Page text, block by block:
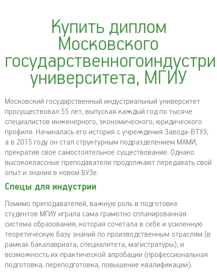
Купить диплом
Московского
университета, МГИУ
Московский государственный индустриальный университет
просуществовал 55 лет, выпуская каждый год по тысяче
специалистов инженерного, экономического, юридического
профиля. Начиналась его история с учреждения Завода-ВТУЗ,
а в 2015 году он стал структурным подразделением МАМИ,
прекратив свое самостоятельное существование. Однако
высококлассные преподаватели продолжают передавать свой
опыт и знания в новом ВУЗе.
Спецы для индустрии
Помимо преподавателей, важную роль в подготовке
студентов МГИУ играла сама грамотно спланированная
система образования, которая сочетала в себе и усиленную
теоретическую базу знаний по производственным отраслям (в
рамках бакалавриата, специалитета, магистратуры), и
возможность их практической апробации (профессиональная
подготовка, переподготовка, повышение квалификации).